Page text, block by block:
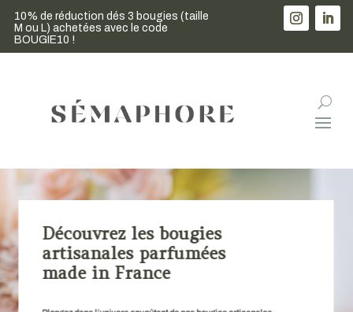
10% de réduction dés 3 bougies (taille
M ou L) achetées avec le code
BOUGIE10 !
1 bougeoir
achetées !
Découvrez les bougies
artisanales parfumées
made in France